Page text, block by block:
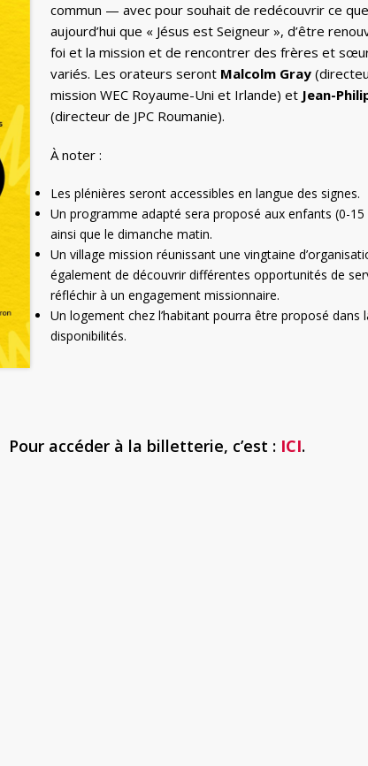
commun — avec pour souhait de redécouvrir ce
aujourd’hui que « Jésus est Seigneur », d’être
foi et la mission et de rencontrer des frères et
variés. Les orateurs serontMalcolm Gray
mission WEC Royaume-Uni et Irlande) et Jean-
(directeur de JPC Roumanie).
À noter :
Les plénières seront accessibles en langue des signes.
Un programme adapté sera proposé aux enfants (0-15
ainsi que le dimanche matin.
Un village mission réunissant une vingtaine
également de découvrir différentes opportunités de
réfléchir à un engagement missionnaire.
Un logement chez l’habitant pourra être proposé dans
disponibilités.
Pour accéder à la billetterie, c’est : ICI.